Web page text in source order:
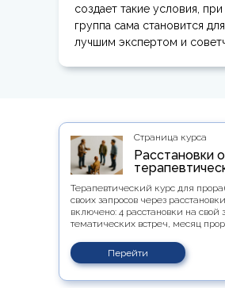
создает такие условия,
группа сама становится
лучшим экспертом и
Страница курса
Терапевтический курс для
своих запросов через
включено: 4 расстановки на свой
тематических встреч, месяц
Расстановки
Перейти